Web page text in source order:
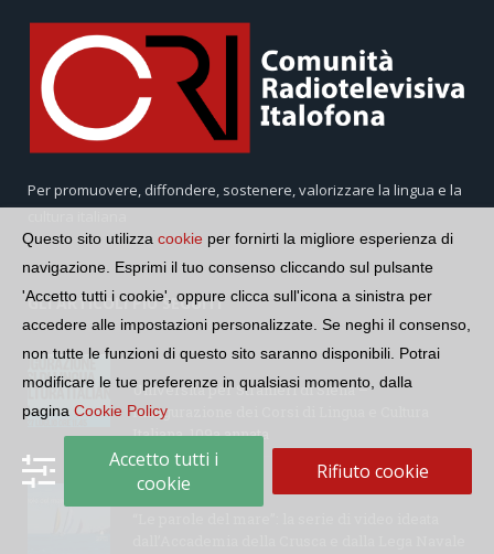
Per promuovere, diffondere, sostenere, valorizzare la lingua e la
GLI ARTICOLI PIÙ SEGUITI
Università per Stranieri di Siena –
Inaugurazione dei Corsi di Lingua e Cultura
Italiana, 109a annata
Questo sito utilizza cookie per fornirti la migliore esperienza di
navigazione. Esprimi il tuo consenso cliccando sul pulsante
'Accetto tutti i cookie', oppure clicca sull'icona a sinistra per
accedere alle impostazioni personalizzate. Se neghi il consenso,
non tutte le funzioni di questo sito saranno disponibili. Potrai
modificare le tue preferenze in qualsiasi momento, dalla
pagina Cookie Policy
Accetto tutti i
cookie
Rifiuto cookie